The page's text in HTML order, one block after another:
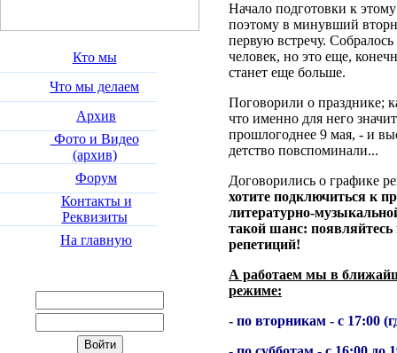
Кто мы
Что мы делаем
Архив
Фото и Видео
(архив)
Форум
Контакты и
Реквизиты
На главную
Начало подготовки к
поэтому в минувший
первую встречу.
человек, но это еще,
станет еще больше.
Поговорили о празднике;
что именно для него
прошлогоднее 9 мая, - и
детство повспоминали...
Договорились о графике
хотите подключиться к
литературно-
такой шанс:
репетиций!
А работаем мы в
режиме:
- по вторникам - с 17:00